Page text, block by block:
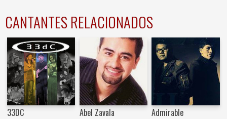
CANTANTES RELACIONADOS
33DC Abel Zavala Admirable